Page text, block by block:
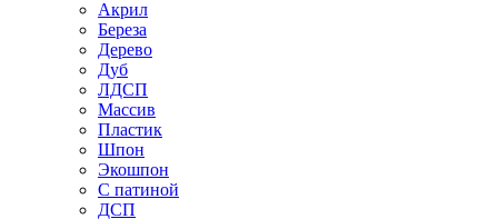
Акрил
Береза
Дерево
Дуб
ЛДСП
Массив
Пластик
Шпон
Экошпон
С патиной
ДСП